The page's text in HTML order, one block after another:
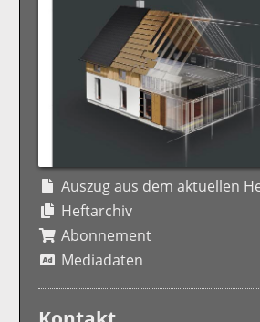
Auszug aus dem aktuellen
Heftarchiv
Abonnement
Mediadaten